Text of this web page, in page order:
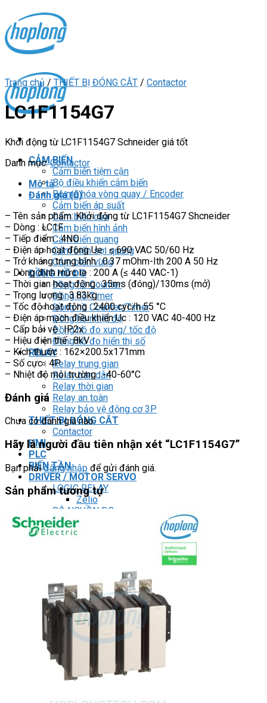
content
CẢM BIẾN
Cảm biến tiệm cận
Bộ điều khiển cảm biến
Bộ mã hóa vòng quay / Encoder
Cảm biến áp suất
Cảm biến cửa
Cảm biến hình ảnh
Cảm biến quang
Cảm biến sợi quang
Cảm biến vùng
ĐỒNG HỒ ĐO
Đồng hồ Counter
Đồng hồ Timer
Đồng hồ Counter/Timer
Đồng hồ nhiệt độ
Đồng hồ đo xung/ tốc độ
Đồng hồ đo hiển thị số
RELAY
Relay trung gian
Relay bán dẫn
Relay thời gian
Relay an toàn
Relay bảo vệ động cơ 3P
THIẾT BỊ ĐÓNG CẮT
Contactor
HMI
PLC
BIẾN TẦN
DRIVER / MOTOR SERVO
LOGIC RELAY
Zelio
BỘ NGUỒN DC
Robot KUKA
Light Star
Đèn báo panel tròn
Đèn báo tháp
Đèn báo khác
CHUYỂN MẠCH / NÚT NHẤN
Chuyển mạch có khóa
Công tắc dừng khẩn
Nút nhấn
Phích cắm / Ổ cắm / Công tắc
Can nhiệt
Trang chủ / THIẾT BỊ ĐÓNG CẮT / Contactor
LC1F1154G7
Khởi động từ LC1F1154G7 Schneider giá tốt
Danh mục:Contactor
Mô tả
Đánh giá (0)
– Tên sản phẩm: Khởi động từ LC1F1154G7 Shcneider
– Dòng : LC1F
– Tiếp điểm : 4NO
– Điện áp hoạt động Ue : ≤ 690 VAC 50/60 Hz
– Trở kháng trung bình : 0.37 mOhm-Ith 200 A 50 Hz
– Dòng định mức Ie : 200 A (≤ 440 VAC-1)
– Thời gian hoạt động : 35ms (đóng)/130ms (mở)
– Trọng lượng : 3.83kg
– Tốc độ hoạt động : 2400 cyc/h 55 °C
– Điện áp mạch điều khiển Uc : 120 VAC 40-400 Hz
– Cấp bải vệ : IP2x
– Hiệu điện thế : 8kV
– Kích thước : 162×200.5x171mm
– Số cực : 4P
– Nhiệt độ môi trường : -40-60°C
Đánh giá
Chưa có đánh giá nào.
Hãy là người đầu tiên nhận xét “LC1F1154G7”
Bạn phảiđăng nhập để gửi đánh giá.
Sản phẩm tương tự